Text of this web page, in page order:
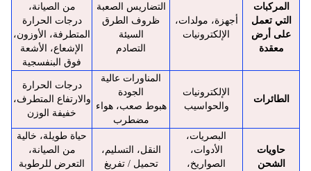
المركبات
التي تعمل
على أرض
معقدة
أجهزة، مولدات،
الإلكترونيات
التضاريس الصعبة
ظروف الطرق
السيئة
التصادم
من الصيانة،
درجات الحرارة
المتطرفة، الأوزون،
الإشعاع، الأشعة
فوق البنفسجية
الطائرات
الإلكترونيات
والحواسيب
المناورات عالية
الجودة
هبوط صعب، هواء
مضطرب
درجات الحرارة
والارتفاع المتطرف،
خفيفة الوزن
حاويات
الشحن
البصريات،
الأدوات،
الصواريخ،
النقل، التسليم،
تحميل / تفريغ
حياة طويلة، خالية
من الصيانة،
التعرض للرطوبة